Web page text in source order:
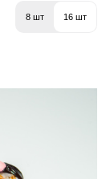
8 шт 16 шт